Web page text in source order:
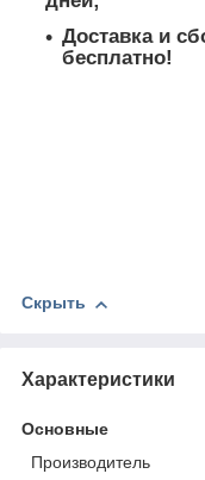
Доставка и
бесплатно!
Скрыть
Характеристики
Основные
Производитель